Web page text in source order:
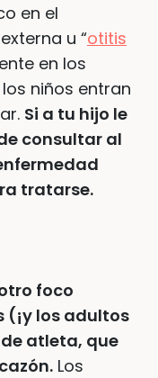
en el
u “otitis
en los
niños entran
Si a tu hijo le
consultar al
tratarse.
foco
(¡y los adultos
atleta, que
Los